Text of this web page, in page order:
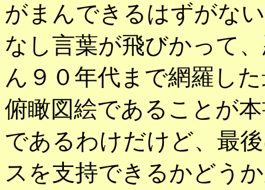
がまんできるはずがな
なし言葉が飛びかって
ん９０年代まで網羅し
俯瞰図絵であることが
であるわけだけど、最
スを支持できるかどう